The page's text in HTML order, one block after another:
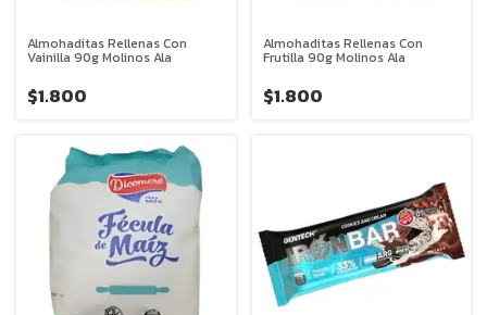
Almohaditas Rellenas Con
Vainilla 90g Molinos Ala
$1.800
Almohaditas Rellenas Con
Frutilla 90g Molinos Ala
$1.800